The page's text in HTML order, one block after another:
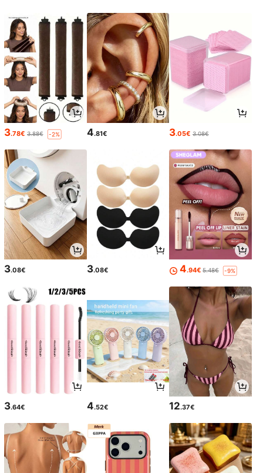
3.78€ 3.88€ -2% 4.81€ 3.05€ 3.08€
3.08€ 3.08€ 4.94€ 5.48€ -9%
3.64€ 4.52€ 12.37€